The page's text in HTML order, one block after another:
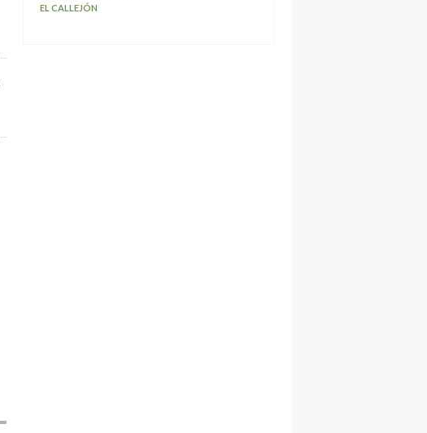
EL CALLEJÓN